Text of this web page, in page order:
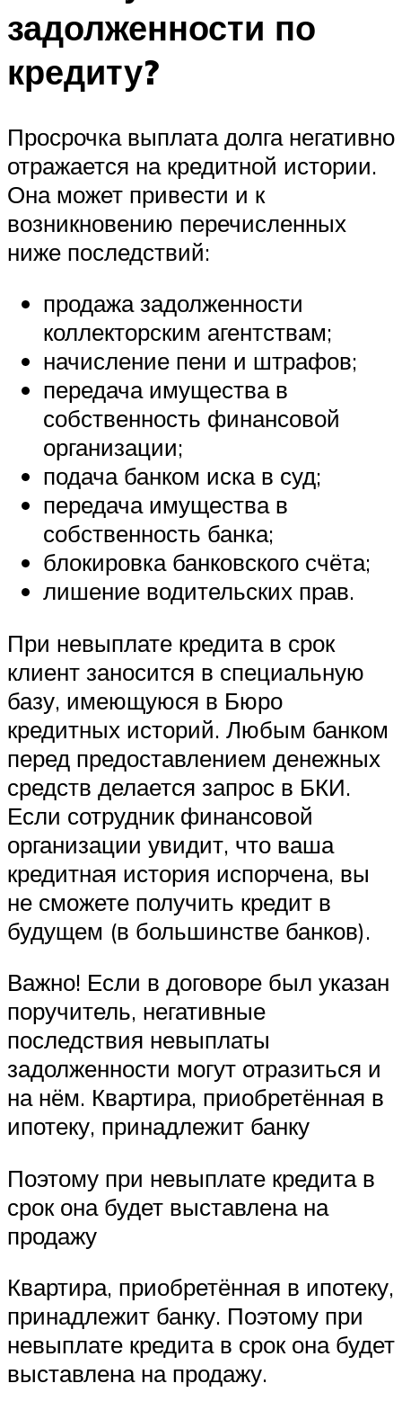
задолженности по
кредиту?
Просрочка выплата долга негативно
отражается на кредитной истории.
Она может привести и к
возникновению перечисленных
ниже последствий:
продажа задолженности
коллекторским агентствам;
начисление пени и штрафов;
передача имущества в
собственность финансовой
организации;
подача банком иска в суд;
передача имущества в
собственность банка;
блокировка банковского счёта;
лишение водительских прав.
При невыплате кредита в срок
клиент заносится в специальную
базу, имеющуюся в Бюро
кредитных историй. Любым банком
перед предоставлением денежных
средств делается запрос в БКИ.
Если сотрудник финансовой
организации увидит, что ваша
кредитная история испорчена, вы
не сможете получить кредит в
будущем (в большинстве банков).
Важно! Если в договоре был указан
поручитель, негативные
последствия невыплаты
задолженности могут отразиться и
на нём. Квартира, приобретённая в
ипотеку, принадлежит банку
Поэтому при невыплате кредита в
срок она будет выставлена на
продажу
Квартира, приобретённая в ипотеку,
принадлежит банку. Поэтому при
невыплате кредита в срок она будет
выставлена на продажу.